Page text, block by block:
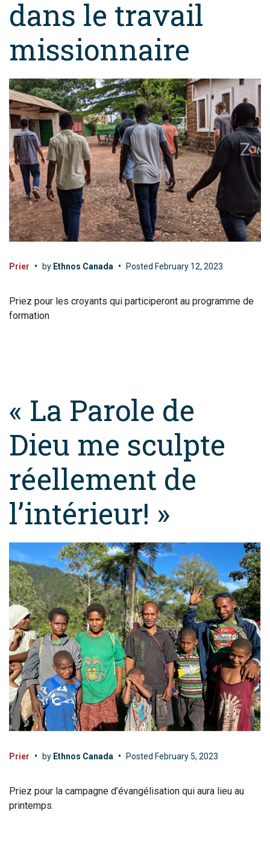
dans le travail
missionnaire
Prier • by Ethnos Canada • Posted February 12, 2023
Priez pour les croyants qui participeront au programme de
formation
« La Parole de
Dieu me sculpte
réellement de
l’intérieur! »
Prier • by Ethnos Canada • Posted February 5, 2023
Priez pour la campagne d’évangélisation qui aura lieu au
printemps.